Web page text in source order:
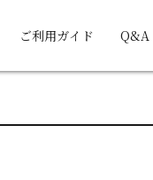
ご利用ガイド Q&A